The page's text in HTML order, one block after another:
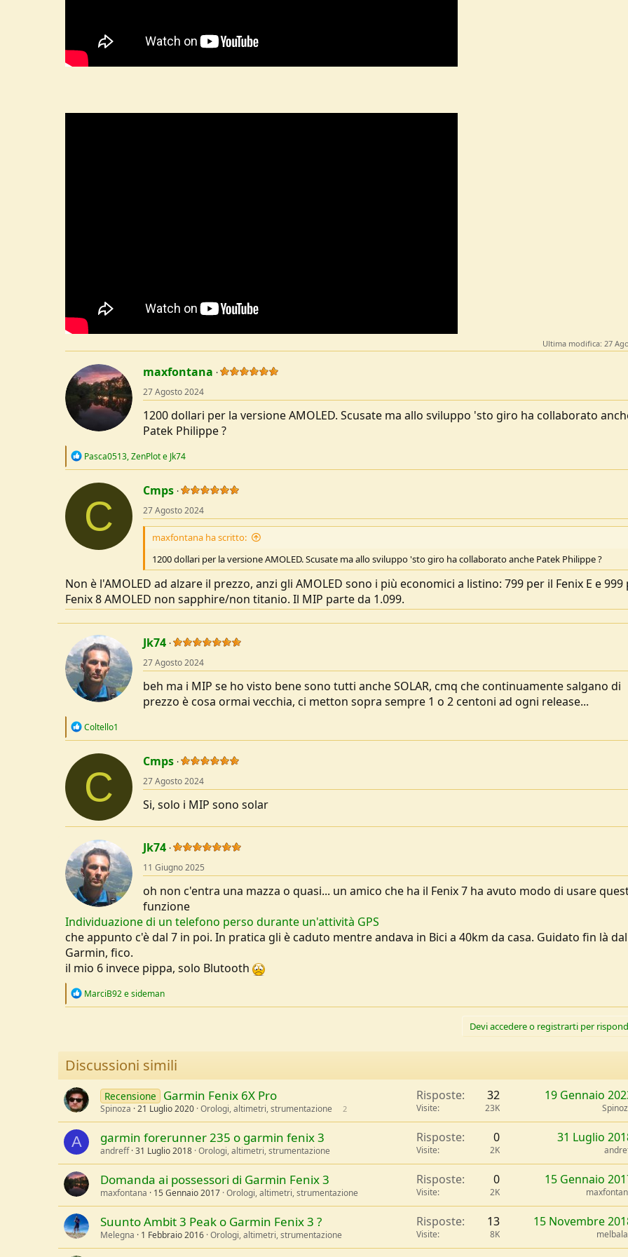
Ultima modifica: 27
maxfontana
27 Agosto 2024
1200 dollari per la versione AMOLED. Scusate ma allo sviluppo 'sto giro ha collaborato
Patek Philippe ?
R
c
o
s
Pasca0513,ZenPlote Jk74
C
Cmps
27 Agosto 2024
maxfontana ha scritto:
1200 dollari per la versione AMOLED. Scusate ma allo sviluppo 'sto giro ha collaborato anche Patek Philippe ?
Non è l'AMOLED ad alzare il prezzo, anzi gli AMOLED sono i più economici a listino: 799 per il Fenix E e 999
Fenix 8 AMOLED non sapphire/non titanio. Il MIP parte da 1.099.
Jk74
27 Agosto 2024
beh ma i MIP se ho visto bene sono tutti anche SOLAR, cmq che continuamente salgano di
prezzo è cosa ormai vecchia, ci metton sopra sempre 1 o 2 centoni ad ogni release...
R
c
o
s
:
Coltello1
C
Cmps
27 Agosto 2024
Si, solo i MIP sono solar
Jk74
11 Giugno 2025
oh non c'entra una mazza o quasi... un amico che ha il Fenix 7 ha avuto modo di usare
funzione
Individuazione di un telefono perso durante un'attività GPS
che appunto c'è dal 7 in poi. In pratica gli è caduto mentre andava in Bici a 40km da casa. Guidato fin là dal
Garmin, fico.
il mio 6 invece pippa, solo Blutooth
R
n
s
:
MarciB92esideman
Devi accedere o registrarti per
Discussioni simili
Recensione Garmin Fenix 6X Pro
Spinoza 21 Luglio 2020 Orologi, altimetri, strumentazione 2
Risposte 32
Visite 23K
19 Gennaio
A garmin forerunner 235 o garmin fenix 3
andreff 31 Luglio 2018 Orologi, altimetri, strumentazione
Risposte 0
Visite 2K
31 Luglio
Domanda ai possessori di Garmin Fenix 3
maxfontana 15 Gennaio 2017 Orologi, altimetri, strumentazione
Risposte 0
Visite 2K
15 Gennaio
Suunto Ambit 3 Peak o Garmin Fenix 3 ?
Melegna 1 Febbraio 2016 Orologi, altimetri, strumentazione
Risposte 13
Visite 8K
15 Novembre